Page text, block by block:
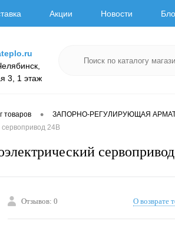
Акции Новости
3, 1 этаж
товаров • ЗАПОРНО-РЕГУЛИРУЮЩАЯ
сервопривод 24В
Отзывов: 0 О возврате